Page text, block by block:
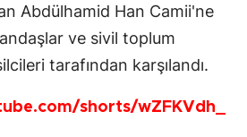
Abdülhamid Han Camii'ne
ve sivil toplum
tarafından karşılandı.
shorts/wZFKVdh_